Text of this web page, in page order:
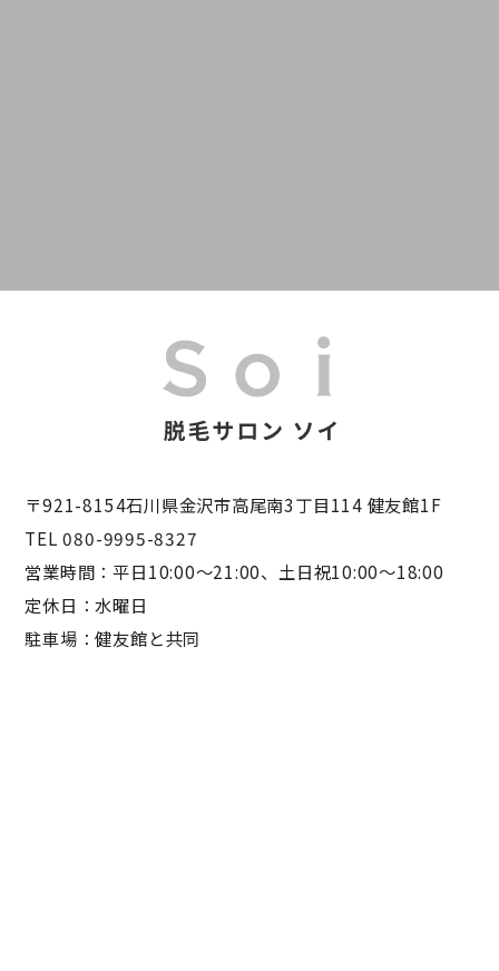
〒921-8154石川県金沢市高尾南3丁目114 健友館1F
TEL 080-9995-8327
営業時間：平日10:00〜21:00、土日祝10:00〜18:00
定休日：水曜日
駐車場：健友館と共同